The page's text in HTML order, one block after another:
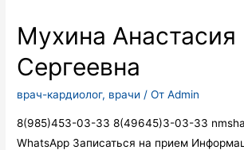
Мухина Анастасия
Сергеевна
врач-кардиолог, врачи / От Admin
8(985)453-03-33 8(49645)3-03-33
WhatsApp Записаться на прием